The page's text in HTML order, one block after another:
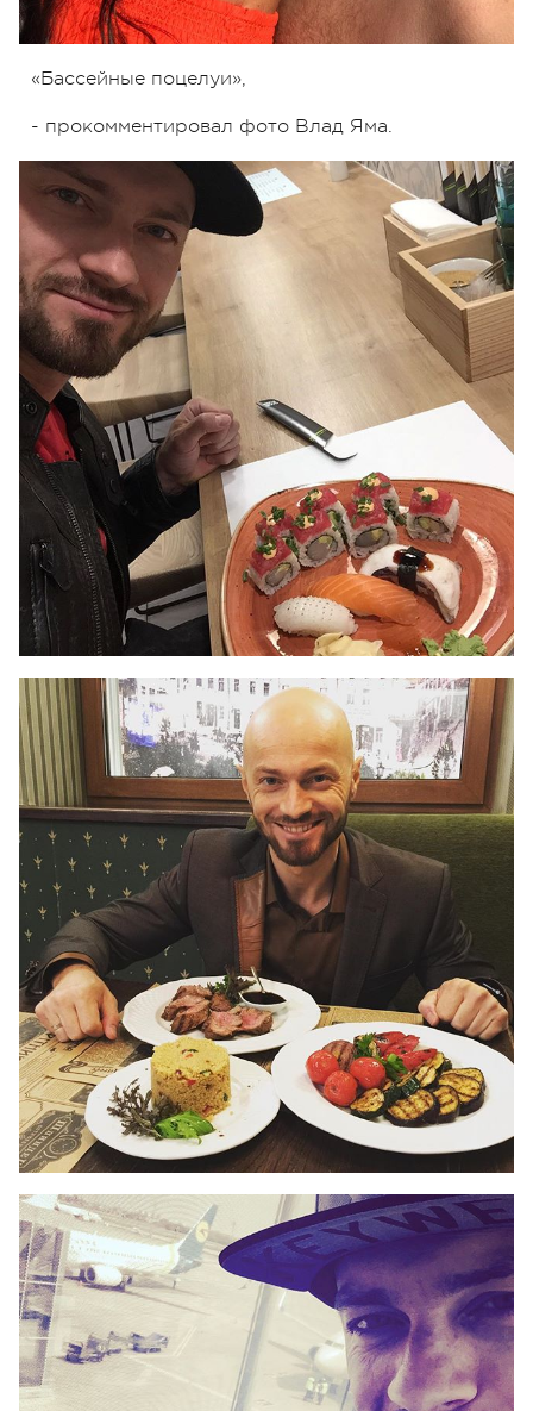
«Бассейные поцелуи»,
- прокомментировал фото Влад Яма.